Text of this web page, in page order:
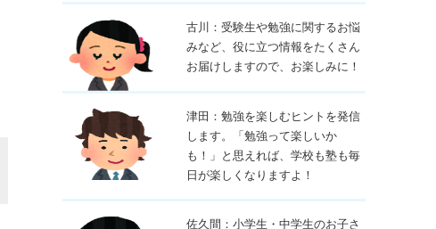
古川：受験生や勉強に関するお悩
みなど、役に立つ情報をたくさん
お届けしますので、お楽しみに！
津田：勉強を楽しむヒントを発信
します。「勉強って楽しいか
も！」と思えれば、学校も塾も毎
日が楽しくなりますよ！
佐久間：小学生・中学生のお子さ